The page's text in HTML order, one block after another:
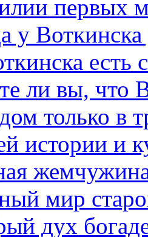
первых
у
есть
ли вы, что
только в
истории и
мир
дух